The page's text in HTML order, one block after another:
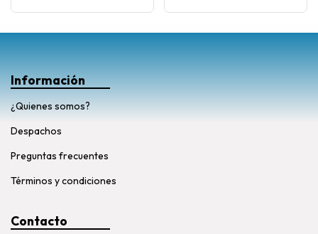
Información
¿Quienes somos?
Despachos
Preguntas frecuentes
Términos y condiciones
Contacto